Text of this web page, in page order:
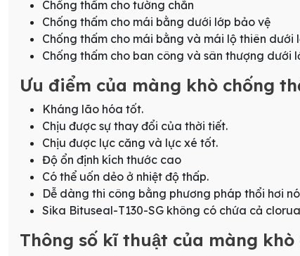
Chống thấm cho tường chắn
Chống thấm cho mái bằng dưới lớp bảo vệ
Chống thấm cho mái bằng và mái lộ thiên dưới
Chống thấm cho ban công và sân thượng dưới
Ưu điểm của màng khò chống
Kháng lão hóa tốt.
Chịu được sự thay đổi của thời tiết.
Chịu được lực căng và lực xé tốt.
Độ ổn định kích thước cao
Có thể uốn dẻo ở nhiệt độ thấp.
Dễ dàng thi công bằng phương pháp thổi hơi
Sika Bituseal-T130-SG không có chứa cả
Thông số kĩ thuật của màng